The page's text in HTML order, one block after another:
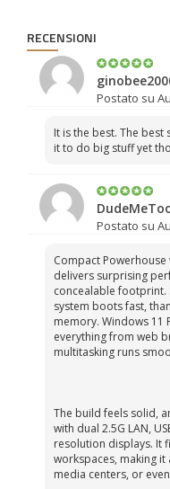
RECENSIONI
Postato su
It is the best. The best
it to do big stuff yet
Postato su
Compact Powerhouse
delivers surprising
concealable footprint.
system boots fast,
memory. Windows 11
everything from web
multitasking runs
The build feels solid,
with dual 2.5G LAN,
resolution displays. It
workspaces, making
media centers, or